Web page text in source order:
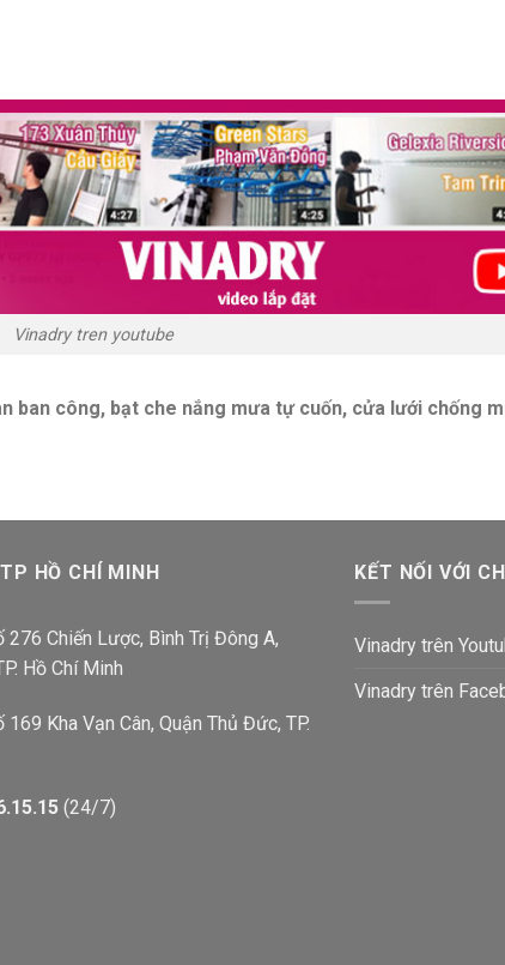
Vinadry tren youtube
ban công, bạt che nắng mưa tự cuốn, cửa lưới chống
HỒ CHÍ MINH
276 Chiến Lược, Bình Trị Đông A,
Hồ Chí Minh
Kha Vạn Cân, Quận Thủ Đức, TP.
(24/7)
KẾT NỐI VỚI
Vinadry trên
Vinadry trên